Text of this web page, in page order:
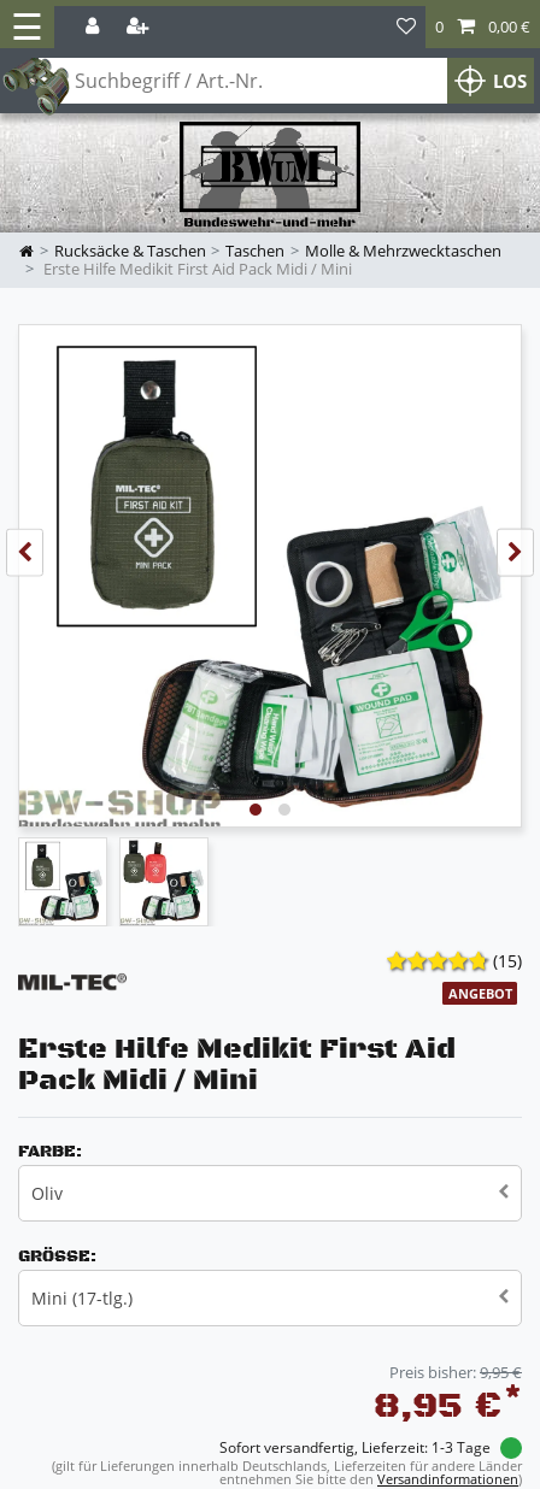
☰
LOS
0 0,00 €
Rucksäcke & Taschen Taschen
Molle & Mehrzwecktaschen
Erste Hilfe Medikit First Aid Pack Midi / Mini
(15)
ANGEBOT
Erste Hilfe Medikit First Aid
Pack Midi / Mini
FARBE:
Oliv
GRÖSSE:
Mini (17-tlg.)
Preis bisher:9,95 €
8,95 €*
Sofort versandfertig, Lieferzeit: 1-3 Tage
(gilt für Lieferungen innerhalb Deutschlands, Lieferzeiten für andere Länder
entnehmen Sie bitte den Versandinformationen)